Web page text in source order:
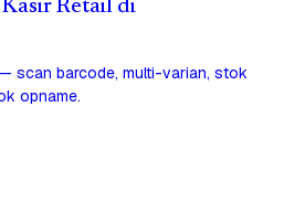
Retail di
scan barcode, multi-varian, stok
opname.